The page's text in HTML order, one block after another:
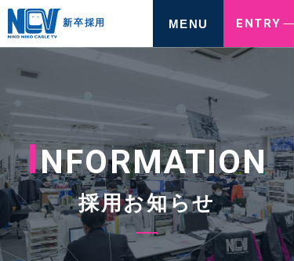
新卒採用 MENU ENTRY
INFORMATION
採用お知らせ